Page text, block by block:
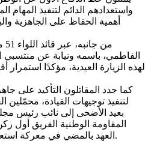
واستعدادهم الدائم لتنفيذ المهام
أهمية الحفاظ على الجاهزية
الفاطمي، باسمه ونيابة عن منتسبي
لهذه الزيارة العيدية، مؤكدًا استمرار
كما جدد المقاتلون التأكيد على
لتنفيذ توجيهات القيادة، محمّلين
بعيد الأضحى إلى نائب رئيس
المقاومة الوطنية الفريق أول
العهد بالمضي في معركة استعادة الدولة وإنهاء الانقلاب.